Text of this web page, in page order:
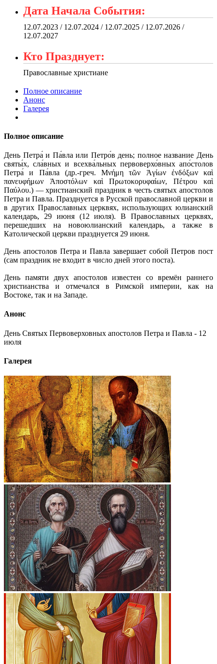
Дата Начала События:
12.07.2023 / 12.07.2024 / 12.07.2025 / 12.07.2026 /
12.07.2027
Кто Празднует:
Православные христиане
Полное описание
Анонс
Галерея
Полное описание
День Петра́ и Па́вла или Петро́в день; полное название День
святы́х, сла́вных и всехва́льных первоверхо́вных апо́столов
Петра́ и Па́вла (др.-греч. Μνήμη τῶν Ἁγίων ἐνδόξων καὶ
πανευφήμων Ἀποστόλων καὶ Πρωτοκορυφαίων, Πέτρου καὶ
Παύλου.) — христианский праздник в честь святых апостолов
Петра и Павла. Празднуется в Русской православной церкви и
в других Православных церквях, использующих юлианский
календарь, 29 июня (12 июля). В Православных церквях,
перешедших на новоюлианский календарь, а также в
Католической церкви празднуется 29 июня.
День апостолов Петра и Павла завершает собой Петров пост
(сам праздник не входит в число дней этого поста).
День памяти двух апостолов известен со времён раннего
христианства и отмечался в Римской империи, как на
Востоке, так и на Западе.
Анонс
День Святых Первоверховных апостолов Петра и Павла - 12
июля
Галерея